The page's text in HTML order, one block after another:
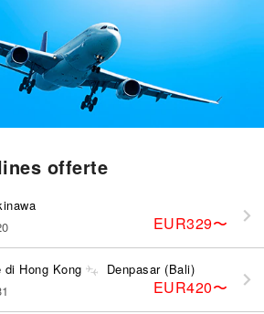
offerte
EUR329〜
Hong Kong Denpasar (Bali)
EUR420〜